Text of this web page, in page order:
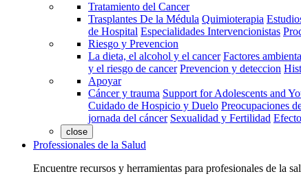
Tratamiento del Cancer
Trasplantes De la Médula Quimioterapia
de Hospital Especialidades Intervencionistas
Riesgo y Prevencion
La dieta, el alcohol y el cancer Factores
y el riesgo de cancer Prevencion y deteccion
Apoyar
Cáncer y trauma Support for Adolescents and
Cuidado de Hospicio y Duelo Preocupaciones
jornada del cáncer Sexualidad y Fertilidad
close
Professionales de la Salud
Encuentre recursos y herramientas para profesionales de la